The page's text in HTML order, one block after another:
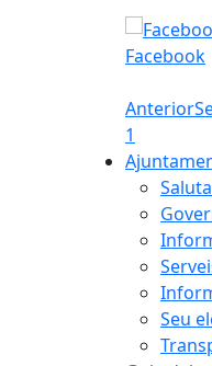
Facebook
Anterior
1
Seu